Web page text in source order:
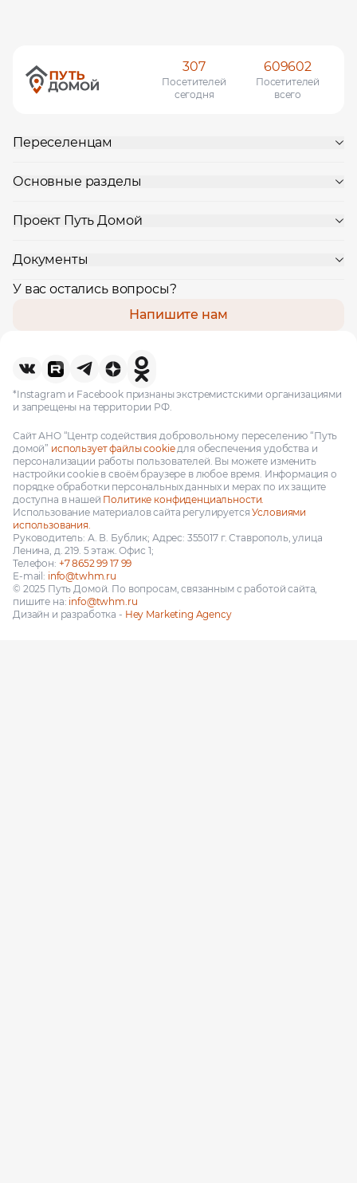
307
Посетителей
сегодня
609602
Посетителей
всего
Переселенцам
Основные разделы
Проект Путь Домой
Документы
У вас остались вопросы?
Напишите нам
*Instagram и Facebook признаны экстремистскими организациями
и запрещены на территории РФ.
Сайт АНО “Центр содействия добровольному переселению “Путь
домой” использует файлы cookieдля обеспечения удобства и
персонализации работы пользователей. Вы можете изменить
настройки cookie в своём браузере в любое время. Информация о
порядке обработки персональных данных и мерах по их защите
доступна в нашей Политике конфиденциальности.
Использование материалов сайта регулируетсяУсловиями
использования.
Руководитель: А. В. Бублик; Адрес: 355017 г. Ставрополь, улица
Ленина, д. 219. 5 этаж. Офис 1;
Телефон: +7 8652 99 17 99
E-mail: info@twhm.ru
© 2025 Путь Домой. По вопросам, связанным с работой сайта,
пишите на: info@twhm.ru
Дизайн и разработка - Hey Marketing Agency